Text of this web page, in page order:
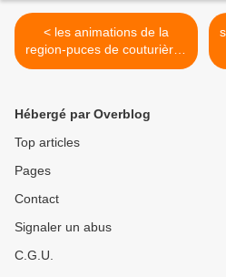
< les animations de la
region-puces de couturières
et de loisirs créatifs à St
Hébergé par Overblog
Top articles
Pages
Contact
Signaler un abus
C.G.U.